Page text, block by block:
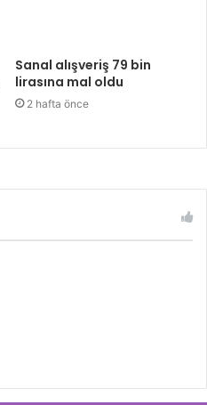
Sanal alışveriş 79 bin
lirasına mal oldu
2 hafta önce